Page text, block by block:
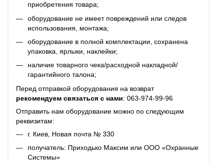
приобретения товара;
оборудование не имеет повреждений или следов
использования, монтажа;
оборудование в полной комплектации, сохранена
упаковка, ярлыки, наклейки;
наличие товарного чека/расходной накладной/
гарантийного талона;
Перед отправкой оборудования на возврат
рекомендуем связаться с нами: 063-974-99-96
Отправить нам оборудование можно по следующим
реквизитам:
г. Киев, Новая почта № 330
получатель: Приходько Максим или ООО «Охранные
Системы»